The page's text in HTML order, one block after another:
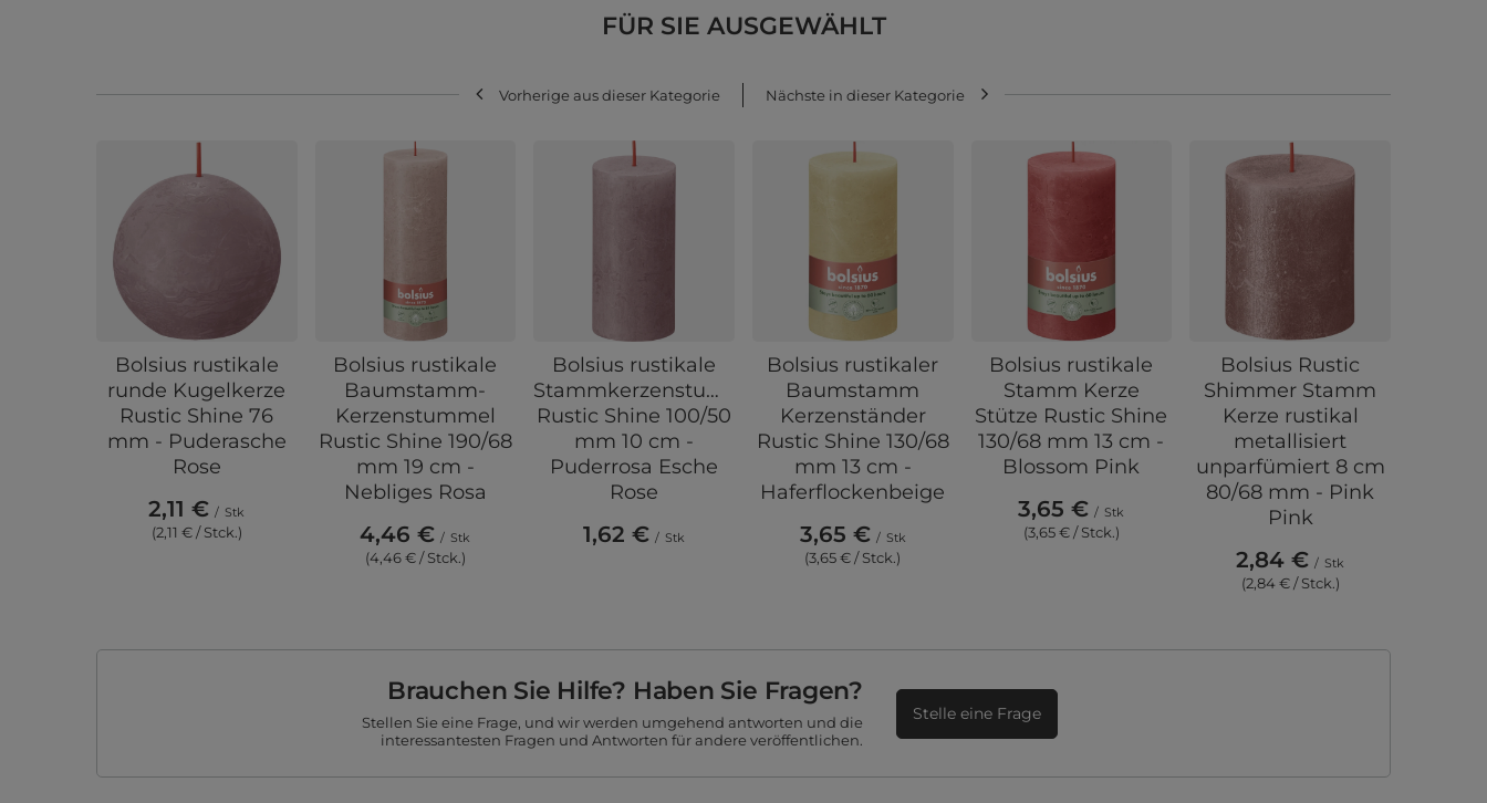
FÜR SIE AUSGEWÄHLT
Vorherige aus dieser Kategorie Nächste in dieser Kategorie
Bolsius rustikale
runde Kugelkerze
Rustic Shine 76
mm - Puderasche
Rose
2,11 € / Stk
(2,11 € / Stck.)
Bolsius rustikale
Baumstamm-
Kerzenstummel
Rustic Shine 190/68
mm 19 cm -
Nebliges Rosa
4,46 € / Stk
(4,46 € / Stck.)
Bolsius rustikale
Stammkerzenstummel
Rustic Shine 100/50
mm 10 cm -
Puderrosa Esche
Rose
1,62 € / Stk
Bolsius rustikaler
Baumstamm
Kerzenständer
Rustic Shine 130/68
mm 13 cm -
Haferflockenbeige
3,65 € / Stk
(3,65 € / Stck.)
Bolsius rustikale
Stamm Kerze
Stütze Rustic Shine
130/68 mm 13 cm -
Blossom Pink
3,65 € / Stk
(3,65 € / Stck.)
Bolsius Rustic
Shimmer Stamm
Kerze rustikal
metallisiert
unparfümiert 8 cm
80/68 mm - Pink
Pink
2,84 € / Stk
(2,84 € / Stck.)
Brauchen Sie Hilfe? Haben Sie Fragen?
Stellen Sie eine Frage, und wir werden umgehend antworten und die
interessantesten Fragen und Antworten für andere veröffentlichen.
Stelle eine Frage